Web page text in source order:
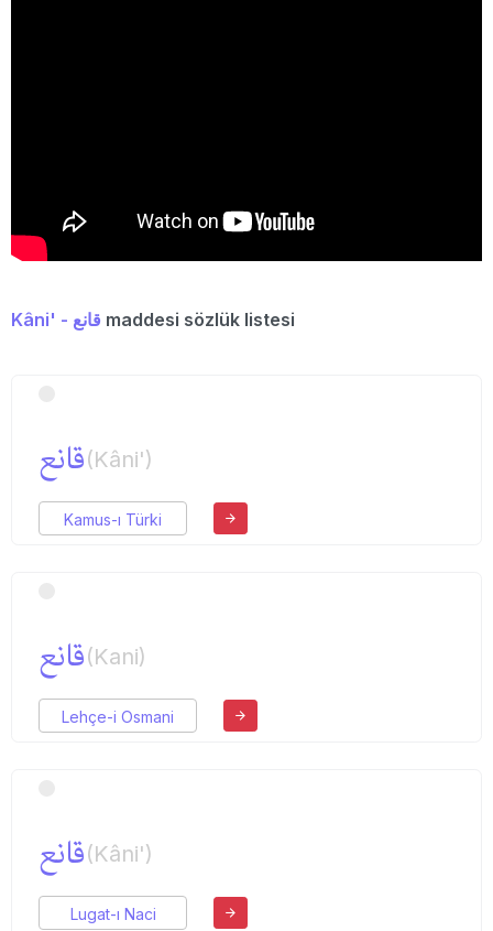
Kâni' - قانع maddesi sözlük listesi
قانع(Kâni')
Kamus-ı Türki
قانع(Kani)
Lehçe-i Osmani
قانع(Kâni')
Lugat-ı Naci